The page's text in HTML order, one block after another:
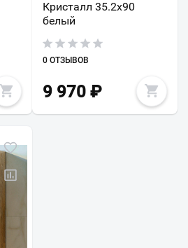
Кристалл 35.2x90
белый
0 ОТЗЫВОВ
9 970₽